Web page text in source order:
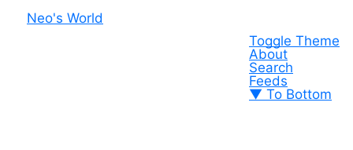
Neo's World
Toggle Theme
About
Search
Feeds
▼ To Bottom